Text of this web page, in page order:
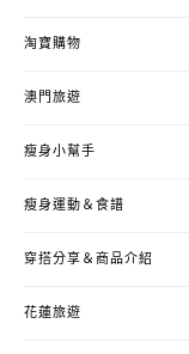
淘寶購物
澳門旅遊
瘦身小幫手
瘦身運動＆食譜
穿搭分享＆商品介紹
花蓮旅遊